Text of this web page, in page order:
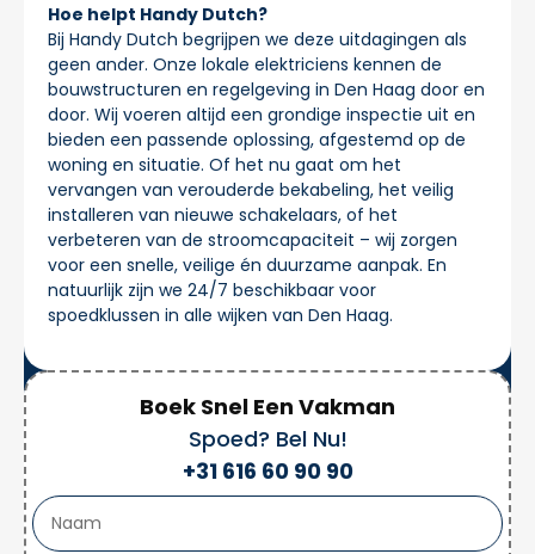
Hoe helpt Handy Dutch?
Bij Handy Dutch begrijpen we deze uitdagingen als
geen ander. Onze lokale elektriciens kennen de
bouwstructuren en regelgeving in Den Haag door en
door. Wij voeren altijd een grondige inspectie uit en
bieden een passende oplossing, afgestemd op de
woning en situatie. Of het nu gaat om het
vervangen van verouderde bekabeling, het veilig
installeren van nieuwe schakelaars, of het
verbeteren van de stroomcapaciteit – wij zorgen
voor een snelle, veilige én duurzame aanpak. En
natuurlijk zijn we 24/7 beschikbaar voor
spoedklussen in alle wijken van Den Haag.
Boek Snel Een Vakman
Spoed? Bel Nu!
+31 616 60 90 90